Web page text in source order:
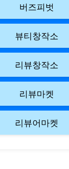
버즈피벗
뷰티창작소
리뷰창작소
리뷰마켓
리뷰어마켓